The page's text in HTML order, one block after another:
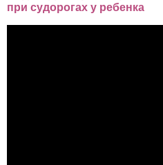
при судорогах у ребенка